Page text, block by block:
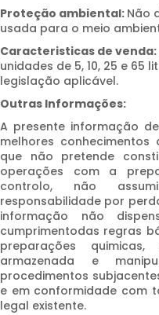
Proteção ambiental: Não
usada para o meio
Caracteristicas de venda:
unidades de 5, 10, 25 e
legislação aplicável.
Outras Informações:
A presente informação
melhores
que não pretende
operações com a
controlo, não
responsabilidade por
informação não
cumprimentodas regras
preparações
armazenada e
procedimentos
e em conformidade com
legal existente.